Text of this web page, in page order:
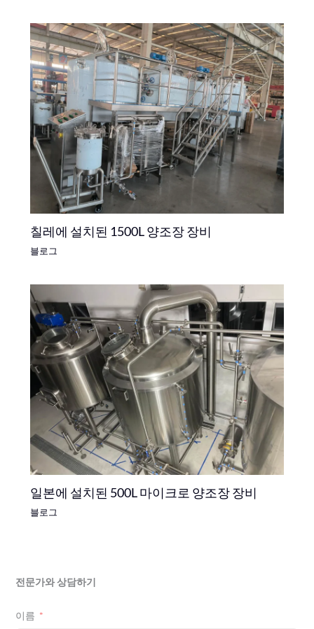
칠레에 설치된 1500L 양조장 장비
블로그
일본에 설치된 500L 마이크로 양조장 장비
블로그
전문가와 상담하기
이름